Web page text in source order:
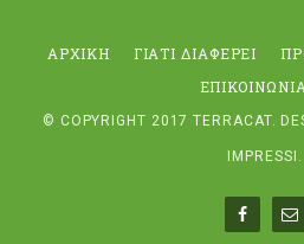
ΑΡΧΙΚΉ ΓΙΑΤΊ ΔΙΑΦΈΡΕΙ
ΕΠΙΚΟΙΝΩΝΊΑ
© COPYRIGHT 2017TERRACAT.
IMPRESSI .